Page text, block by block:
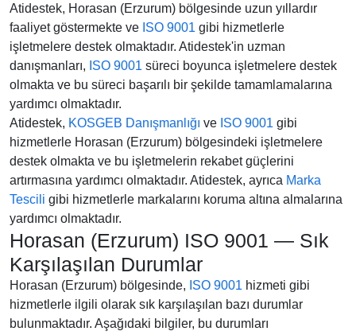
Atidestek, Horasan (Erzurum) bölgesinde uzun yıllardır
faaliyet göstermekte ve ISO 9001 gibi hizmetlerle
işletmelere destek olmaktadır. Atidestek'in uzman
danışmanları, ISO 9001 süreci boyunca işletmelere destek
olmakta ve bu süreci başarılı bir şekilde tamamlamalarına
yardımcı olmaktadır.
Atidestek, KOSGEB Danışmanlığı ve ISO 9001 gibi
hizmetlerle Horasan (Erzurum) bölgesindeki işletmelere
destek olmakta ve bu işletmelerin rekabet güçlerini
artırmasına yardımcı olmaktadır. Atidestek, ayrıca Marka
Tescili gibi hizmetlerle markalarını koruma altına almalarına
yardımcı olmaktadır.
Horasan (Erzurum) ISO 9001 — Sık
Karşılaşılan Durumlar
Horasan (Erzurum) bölgesinde, ISO 9001 hizmeti gibi
hizmetlerle ilgili olarak sık karşılaşılan bazı durumlar
bulunmaktadır. Aşağıdaki bilgiler, bu durumları